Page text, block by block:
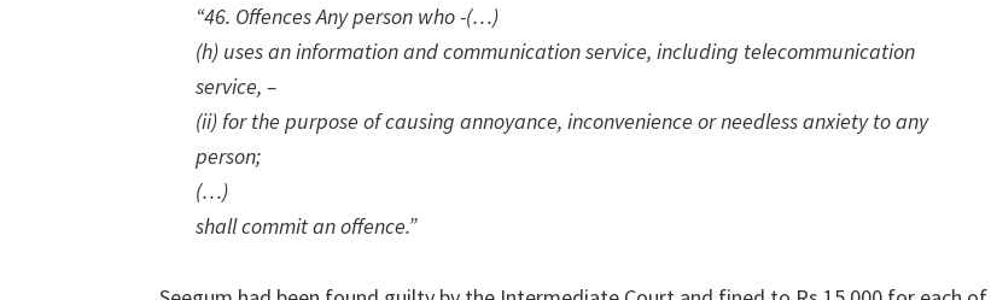
“46. Offences Any person who -(…)
(h) uses an information and communication service, including telecommunication
service, –
(ii) for the purpose of causing annoyance, inconvenience or needless anxiety to any
person;
(…)
shall commit an offence.”